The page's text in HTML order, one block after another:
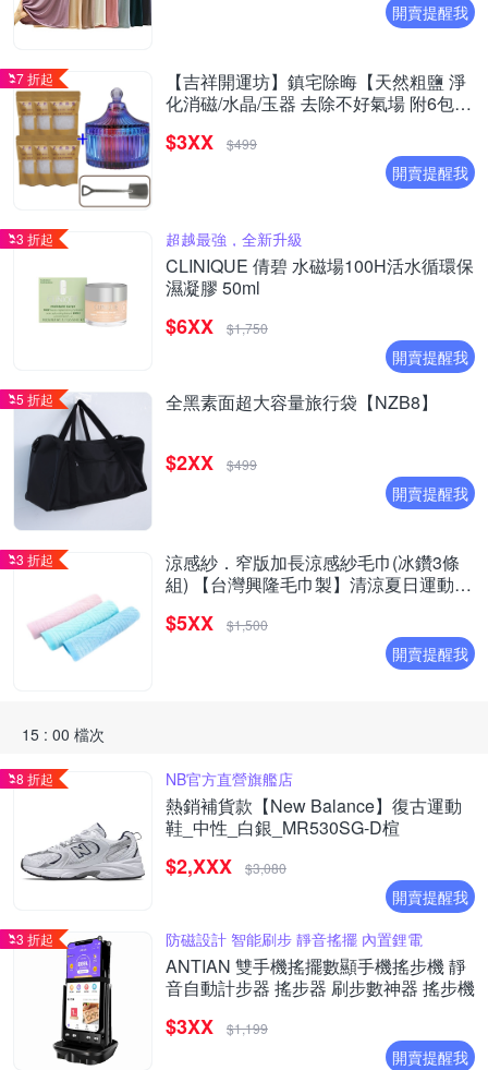
開賣提醒我
7 折起
【吉祥開運坊】鎮宅除晦【天然粗鹽 淨
化消磁/水晶/玉器 去除不好氣場 附6包海
$3XX $499
開賣提醒我
3 折起 超越最強，全新升級
CLINIQUE 倩碧 水磁場100H活水循環保
濕凝膠 50ml
$6XX $1,750
開賣提醒我
5 折起 全黑素面超大容量旅行袋【NZB8】
$2XX $499
開賣提醒我
3 折起
涼感紗．窄版加長涼感紗毛巾(冰鑽3條
組) 【台灣興隆毛巾製】清涼夏日運動必
$5XX $1,500
開賣提醒我
15 : 00 檔次
8 折起 NB官方直營旗艦店
熱銷補貨款【New Balance】復古運動
鞋_中性_白銀_MR530SG-D楦
$2,XXX $3,080
開賣提醒我
3 折起 防磁設計 智能刷步 靜音搖擺 內置鋰電
ANTIAN 雙手機搖擺數顯手機搖步機 靜
音自動計步器 搖步器 刷步數神器 搖步機
$3XX $1,199
開賣提醒我